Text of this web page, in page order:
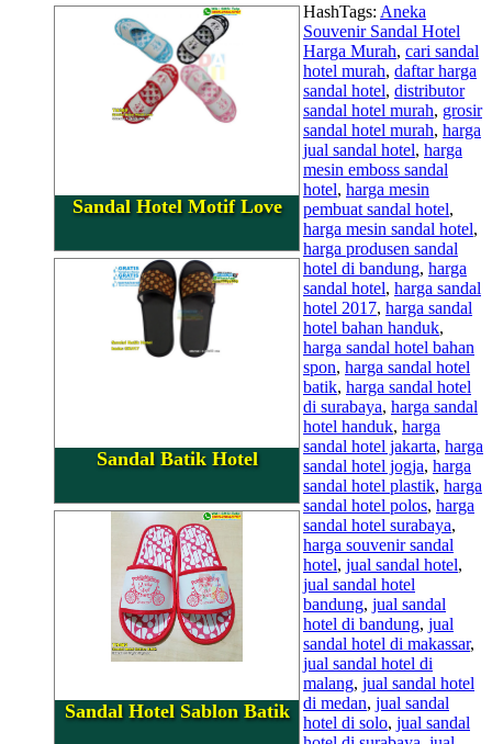
Sandal Hotel Motif Love
Sandal Batik Hotel
Sandal Hotel Sablon Batik
HashTags: Aneka
Souvenir Sandal Hotel
Harga Murah, cari sandal
hotel murah, daftar harga
sandal hotel, distributor
sandal hotel murah, grosir
sandal hotel murah, harga
jual sandal hotel, harga
mesin emboss sandal
hotel, harga mesin
pembuat sandal hotel,
harga mesin sandal hotel,
harga produsen sandal
hotel di bandung, harga
sandal hotel, harga sandal
hotel 2017, harga sandal
hotel bahan handuk,
harga sandal hotel bahan
spon, harga sandal hotel
batik, harga sandal hotel
di surabaya, harga sandal
hotel handuk, harga
sandal hotel jakarta, harga
sandal hotel jogja, harga
sandal hotel plastik, harga
sandal hotel polos, harga
sandal hotel surabaya,
harga souvenir sandal
hotel, jual sandal hotel,
jual sandal hotel
bandung, jual sandal
hotel di bandung, jual
sandal hotel di makassar,
jual sandal hotel di
malang, jual sandal hotel
di medan, jual sandal
hotel di solo, jual sandal